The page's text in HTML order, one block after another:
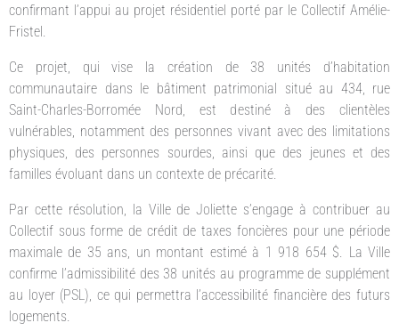
confirmant l’appui au projet résidentiel porté par le Collectif Amélie-
Fristel.
Ce projet, qui vise la création de 38 unités d’habitation
communautaire dans le bâtiment patrimonial situé au 434, rue
Saint-Charles-Borromée Nord, est destiné à des clientèles
vulnérables, notamment des personnes vivant avec des limitations
physiques, des personnes sourdes, ainsi que des jeunes et des
familles évoluant dans un contexte de précarité.
Par cette résolution, la Ville de Joliette s’engage à contribuer au
Collectif sous forme de crédit de taxes foncières pour une période
maximale de 35 ans, un montant estimé à 1 918 654 $. La Ville
confirme l’admissibilité des 38 unités au programme de supplément
au loyer (PSL), ce qui permettra l’accessibilité financière des futurs
logements.